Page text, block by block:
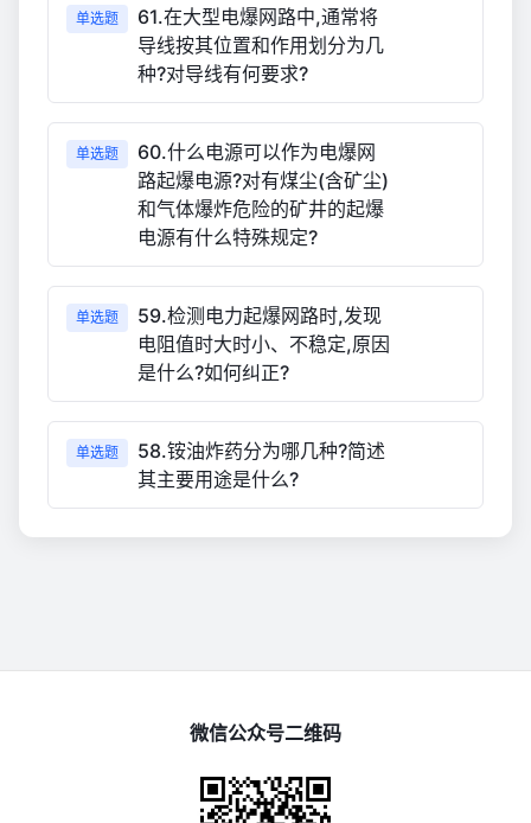
单选题
61.在大型电爆网路中,通常将
导线按其位置和作用划分为几
种?对导线有何要求?
单选题
60.什么电源可以作为电爆网
路起爆电源?对有煤尘(含矿尘)
和气体爆炸危险的矿井的起爆
电源有什么特殊规定?
单选题
59.检测电力起爆网路时,发现
电阻值时大时小、不稳定,原因
是什么?如何纠正?
单选题
58.铵油炸药分为哪几种?简述
其主要用途是什么?
微信公众号二维码